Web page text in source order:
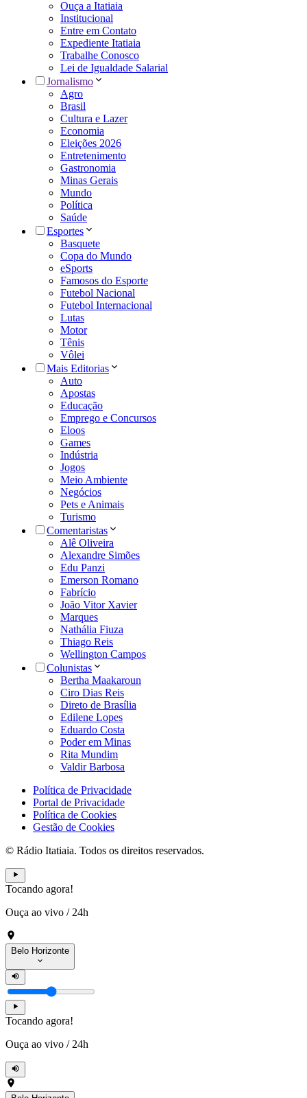
Ouça a Itatiaia
Institucional
Entre em Contato
Expediente Itatiaia
Trabalhe Conosco
Lei de Igualdade Salarial
Jornalismo
Agro
Brasil
Cultura e Lazer
Economia
Eleições 2026
Entretenimento
Gastronomia
Minas Gerais
Mundo
Política
Saúde
Esportes
Basquete
Copa do Mundo
eSports
Famosos do Esporte
Futebol Nacional
Futebol Internacional
Lutas
Motor
Tênis
Vôlei
Mais Editorias
Auto
Apostas
Educação
Emprego e Concursos
Eloos
Games
Indústria
Jogos
Meio Ambiente
Negócios
Pets e Animais
Turismo
Comentaristas
Alê Oliveira
Alexandre Simões
Edu Panzi
Emerson Romano
Fabrício
João Vitor Xavier
Marques
Nathália Fiuza
Thiago Reis
Wellington Campos
Colunistas
Bertha Maakaroun
Ciro Dias Reis
Direto de Brasília
Edilene Lopes
Eduardo Costa
Poder em Minas
Rita Mundim
Valdir Barbosa
Política de Privacidade
Portal de Privacidade
Política de Cookies
Gestão de Cookies
© Rádio Itatiaia. Todos os direitos reservados.
Tocando agora!
Ouça ao vivo / 24h
Belo Horizonte
Tocando agora!
Ouça ao vivo / 24h